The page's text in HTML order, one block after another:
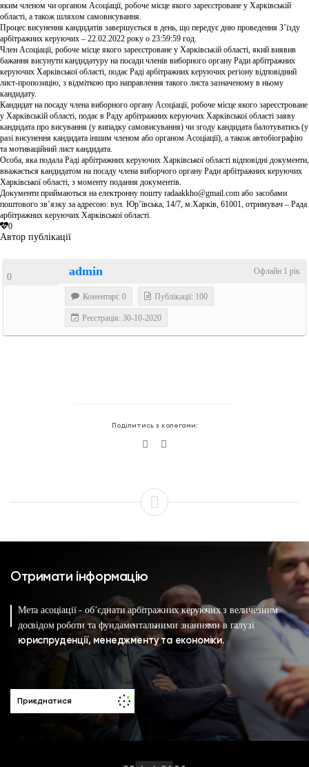
яким членом чи органом Асоціації, робоче місце якого зареєстроване у Харківській
області, а також шляхом самовисування.
Процес висунення кандидатів завершується в день, що передує дню проведення З’їзду
арбітражних керуючих – 22.02.2022 року о 23:59:59 год.
Член Асоціації, робоче місце якого зареєстроване у Харківській області, який виявив
бажання висунути кандидатуру на посади членів виборного органу Ради арбітражних
керуючих Харківської області, подає Раді арбітражних керуючих регіону відповідний
лист-пропозицію, з відміткою про направлення такого листа зазначеному в ньому
кандидату.
Кандидат на посаду члена виборного органу Асоціації, робоче місце якого зареєстроване
у Харківській області, подає в Раду арбітражних керуючих Харківської області заяву
кандидата про висування (у випадку самовисування) чи згоду кандидата балотуватись (у
разі висунення кандидата іншим членом або органом Асоціації), а також автобіографію
та мотиваційний лист кандидата.
Особа, яка подала Раді арбітражних керуючих Харківської області відповідні документи,
вважається кандидатом на посаду члена виборчого органу Ради арбітражних керуючих
Харківської області, з моменту подання документів.
Документи приймаються на електронну пошту radaakkho@gmail.com або засобами
поштового зв’язку за адресою: вул. Юр’ївська, 14/7, м.Харків, 61001, отримувач – Рада
арбітражних керуючих Харківської області.
0
Автор публікації
Офлайн 1 рік
admin
0
Коментарі: 0 Публікації: 100
Реєстрація: 30-10-2020
Поділитись з колегами:
Отримати інформацію
Мета асоціації - об’єднати арбітражних керуючих з величезним
досвідом роботи та фундаментальними знаннями в галузі
юриспруденції, менеджменту та економіки.
Приєднатися